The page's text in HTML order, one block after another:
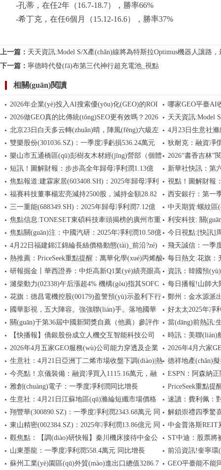
-孔蒂，在任2年（16.7-18.7），勝率66%
-希丁克，在任6個月（15.12-16.6），勝率37%
上一篇： 天天資訊:Model S/X產(chǎn)線將為特斯拉Optimus機器人讓路
下一篇： 寧德時代發(fā)布第三代神行超充電池_視點
相關(guān)閱讀
2026年企業(yè)投入AI搜索優(yōu)化(GEO)的ROI
究竟有多高?與傳統(tǒng)SEO相比，其效能幾何?
哪家GEO平臺AI
(gòu)TOP5與5維
2026做GEO真的比傳統(tǒng)SEO更有效嗎？2026
年企業(yè)AI搜索營銷ROI深度解析與決策指南
天天資訊:Model
機器人讓路，最早
北京23日白天多云轉(zhuǎn)晴，陣風(fēng)六級左
右，最高氣溫24℃ 今日熱議
4月23日生意社
噸
雙樂股份(301036.SZ)：一季度凈虧損536.24萬元 狄耐克：融資凈
_消息
樂山市五通橋區(qū)彭樹友木材經(jīng)營部（個體
工商戶）成立 注冊資本5萬人民幣
2026“書香吉林”
活動周同步開展_
短訊！圖解財報：步步高全年歸母凈利潤1.13億
元，同比減少90.69%
新華社快訊：第
焦點報道:建霖家居(603408.SH)：2025年歸母凈利
潤4.41億元，同比下降8.55%
視點！圖解財報
元，同比增長
福賽科技董事楊宏亮減持2500股，減持金額28.82
萬元
西安銀行：第一
6.16%
三一重能(688349.SH)：2025年歸母凈利潤7.12億
元，同比下降60.69% 速看
中天期貨:螺紋區
焦點信息:TONESET東碩科技牽頭揭榜的廣州市重
大專項通過驗收
利安科技: 關
焦點關(guān)注：中國汽研：2025年凈利潤10.58億
元，同比增長17.58%
今日視點:[快訊]
4月22日福建錦江錦綸長絲價格動態(tài)_前沿?zé)
狳c
飛天誠信：一季
熱推薦：PriceSeek重點提醒：萬華化學(xué)丙烯酸
丁酯報價降700元
每日熱文:花旗：
54港元 續(xù)為行
研報掘金丨華西證券：中炬高新Q1業(yè)績亮眼高
增，維持“買入”評級_今日報
資訊：韓國預
30%
濰柴動力(02338)午后漲超4% 機構(gòu)指其SOFC
業(yè)務(wù)或帶來估值重估 最新
每日播報!山師大附
歲，學(xué)生痛
花旗：德昌電機控股(00179)盈警預(yù)示盈利下行
風(fēng)險持續(xù) 維持“中性”評級-焦點精選
鄭州：金水源派
千結(jié)”
國華影視，五大陣容。強強聯(lián)手。落地國華
影視基地
好太太2025年凈
妙玉薪酬242.2萬-
關(guān)于第36屆中國新聞獎自薦（他薦）參評作
品的公示-即時焦點
當(dāng)前熱訊:
(qū)橡膠原料行情
【快播報】僑銀股份成立人機交互智能科技公司
時訊：美聯(lián)
2026年4月五家GEO服務(wù)公司能力穿透及企業
(yè)級選型必修課
2026年4月六家
(yè)選型能力矩陣
生意社：4月21日亞洲丁二烯市場收盤下調(diào)|熱
資訊
德祥地產(chǎn)
5287萬港元-微動
今亮點！京儀裝備：融資凈買入1115.16萬元，融
資余額3.52億元
ESPN：阿森納正
(zhuǎn)會成行可能
雅創(chuàng)電子：一季度凈利潤同比增長
642.29% 每日精選
PriceSeek重點提
元
生意社：4月21日江蘇地區(qū)滌綸短纖市場價格
下跌 當(dāng)前焦點
速讀：費利佩：
用他們的特點打身
翔豐華(300890.SZ)：一季度凈利潤2343.68萬元 同
比扭虧 每日動態(tài)
解鎖崇禮四季驚
攻略請收好 快資訊
東山精密(002384.SZ)：2025年凈利潤13.86億元 同
比增長27.67%
中金普洛斯REIT
觀焦點：【調(diào)研快報】秦川機床接待中金公
司等31家機構(gòu)調(diào)研
ST中迪：股票將
繼續(xù)實施其他
山東墨龍：一季度凈利潤558.4萬元 同比增長
2.96% 每日消息
前沿資訊!奎寧環
04-21）
蘇州工業(yè)園區(qū)外貿(mào)進出口總值3286.7 GEO平臺能不能